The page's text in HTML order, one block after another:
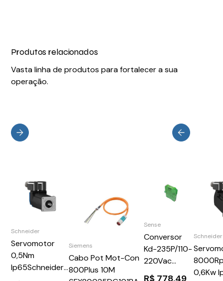
Produtos relacionados
Vasta linha de produtos para fortalecer a sua
operação.
Schneider
Servomotor
0,5Nm
Ip65Schneider
Siemens
Cabo Pot Mot-Con
800Plus 10M
Sense
Conversor
Kd-235P/110-
220Vac
KD235 -
Schneider
0,6Kw